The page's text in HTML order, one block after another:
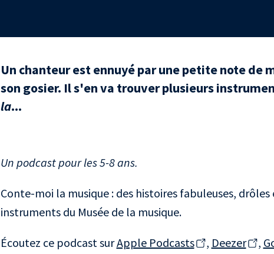
Un chanteur est ennuyé par une petite note de
son gosier. Il s'en va trouver plusieurs
la...
Un podcast pour les 5-8 ans.
Conte-moi la musique : des histoires fabuleuses,
instruments du Musée de la musique.
Écoutez ce podcast surApple Podcasts , Deezer ,